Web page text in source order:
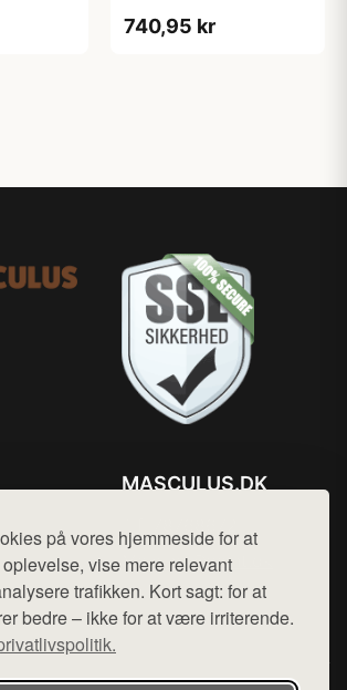
på vores hjemmeside for at
vise mere relevant
trafikken. Kort sagt: for at
bedre – ikke for at være irriterende.
740,95 kr
MASCULUS.DK
Mail: hej@want.dk
Cookie- og privatlivspolitik